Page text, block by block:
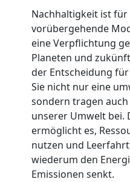
Nachhaltigkeit ist für
vorübergehende
eine Verpflichtung
Planeten und
der Entscheidung
Sie nicht nur eine
sondern tragen
unserer Umwelt bei.
ermöglicht es,
nutzen und
wiederum den
Emissionen senkt.
Feldkirch
Feldkirch